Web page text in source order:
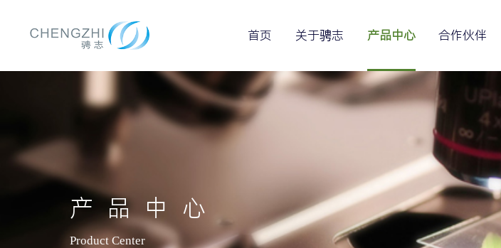
首页 关于骋志 产品中心 合作伙伴
产品中心
Product Center